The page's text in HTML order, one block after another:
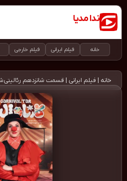
ندا مدیا
خانه فیلم ایرانی فیلم خارجی
خانه | فیلم ایرانی | قسمت شانزدهم